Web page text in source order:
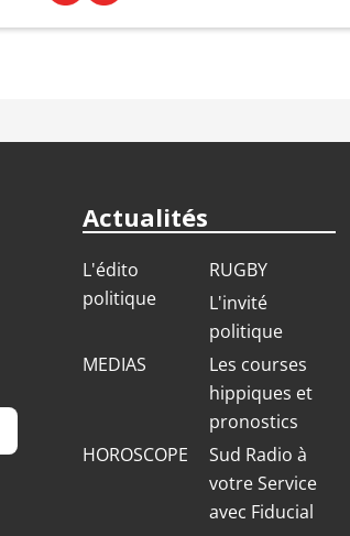
Actualités
L'édito
politique
RUGBY
L'invité
politique
MEDIAS
Les courses
hippiques et
pronostics
HOROSCOPE
Sud Radio à
votre Service
avec Fiducial